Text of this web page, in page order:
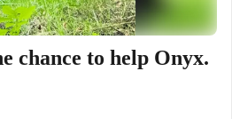
chance to help Onyx.